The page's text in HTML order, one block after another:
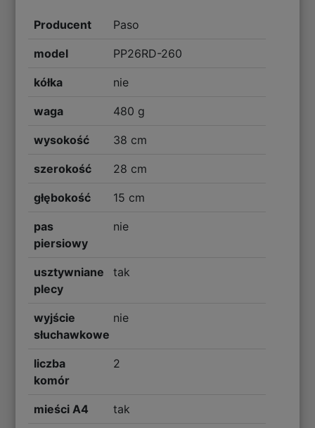
Producent Paso
model PP26RD-260
kółka nie
waga 480 g
wysokość 38 cm
szerokość 28 cm
głębokość 15 cm
pas
piersiowy
nie
usztywniane
plecy
tak
wyjście
słuchawkowe
nie
liczba
komór
2
mieści A4 tak